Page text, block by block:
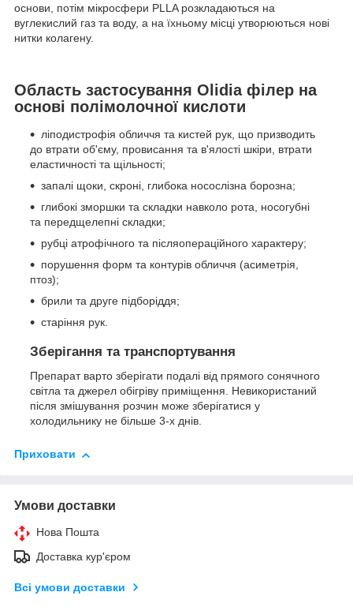
основи, потім мікросфери PLLA розкладаються на
вуглекислий газ та воду, а на їхньому місці утворюються нові
нитки колагену.
Область застосування Olidia філер на
основі полімолочної кислоти
ліподистрофія обличчя та кистей рук, що призводить
до втрати об'єму, провисання та в'ялості шкіри, втрати
еластичності та щільності;
запалі щоки, скроні, глибока носослізна борозна;
глибокі зморшки та складки навколо рота, носогубні
та передщелепні складки;
рубці атрофічного та післяопераційного характеру;
порушення форм та контурів обличчя (асиметрія,
птоз);
брили та друге підборіддя;
старіння рук.
Зберігання та транспортування
Препарат варто зберігати подалі від прямого сонячного
світла та джерел обігріву приміщення. Невикористаний
після змішування розчин може зберігатися у
холодильнику не більше 3-х днів.
Приховати
Умови доставки
Нова Пошта
Доставка кур'єром
Всі умови доставки